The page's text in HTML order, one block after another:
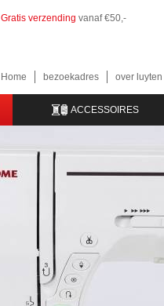
Gratis verzending vanaf €50,-
Home bezoekadres over
ACCESSOIRES